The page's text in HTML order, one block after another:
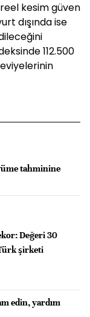
kesim güven
dışında ise
112.500
tahminine
Değeri 30
şirketi
edin, yardım